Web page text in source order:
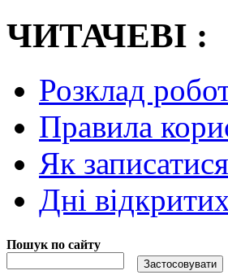
ЧИТАЧЕВІ :
Розклад
Правила
Як записатися
Дні
Пошук по сайту